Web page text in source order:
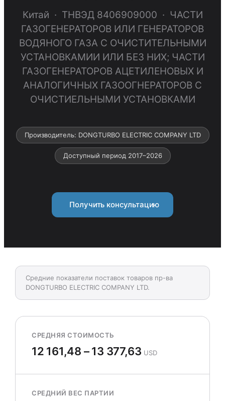
Китай · ТНВЭД 8406909000 · ЧАСТИ
ГАЗОГЕНЕРАТОРОВ ИЛИ ГЕНЕРАТОРОВ
ВОДЯНОГО ГАЗА С ОЧИСТИТЕЛЬНЫМИ
УСТАНОВКАМИИ ИЛИ БЕЗ НИХ; ЧАСТИ
ГАЗОГЕНЕРАТОРОВ АЦЕТИЛЕНОВЫХ И
АНАЛОГИЧНЫХ ГАЗООГНЕРАТОРОВ С
ОЧИСТИЕЛЬНЫМИ УСТАНОВКАМИ
Производитель: DONGTURBO ELECTRIC COMPANY LTD
Доступный период 2017–2026
Получить консультацию
Средние показатели поставок товаров пр-ва
DONGTURBO ELECTRIC COMPANY LTD.
СРЕДНЯЯ СТОИМОСТЬ
12 161,48 – 13 377,63 USD
СРЕДНИЙ ВЕС ПАРТИИ